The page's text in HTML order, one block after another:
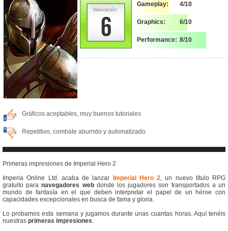
6
Valoración
Gameplay: 4/10
Graphics: 6/10
Performance: 8/10
Gráficos aceptables, muy buenos tutoriales
Repetitivo, combate aburrido y automatizado
Primeras impresiones de Imperial Hero 2
Imperia Online Ltd. acaba de lanzar
Imperial Hero 2, un nuevo título RPG
gratuito paranavegadores webdonde los jugadores son transportados a un
mundo de fantasía en el que deben interpretar el papel de un héroe con
capacidades excepcionales en busca de fama y gloria.
Lo probamos esta semana y jugamos durante unas cuantas horas. Aquí tenéis
nuestras primeras impresiones.